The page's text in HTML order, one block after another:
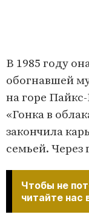
В 1985 году
обогнавшей
на горе
«Гонка в
закончила
семьей. Через
Чтобы не
читайте нас